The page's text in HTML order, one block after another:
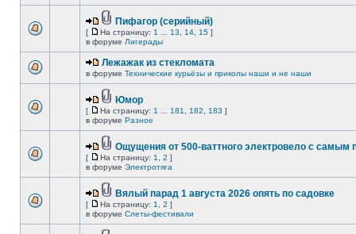
Пифагор (серийный)
[ На страницу: 1 13 14 15 ]
в форуме Лигерады
Лежажак из стекломата
в форуме Технические курьёзы и приколы наши и не наши
Юмор
[ На страницу: 1 181 182 183 ]
в форуме Разное
Ощущения от 500-ваттного электровело с самым
[ На страницу: 1 2 ]
в форуме Электротяга
Вялый парад 1 августа 2026 опять по садовке
[ На страницу: 1 2 ]
в форуме Слеты-фестивали